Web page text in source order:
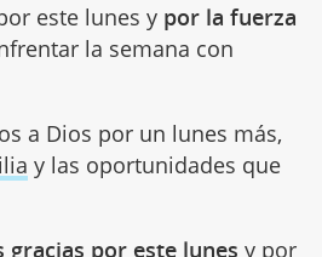
este lunes y por la fuerza
la semana con
a Dios por un lunes más,
y las oportunidades que
gracias por este lunes y por